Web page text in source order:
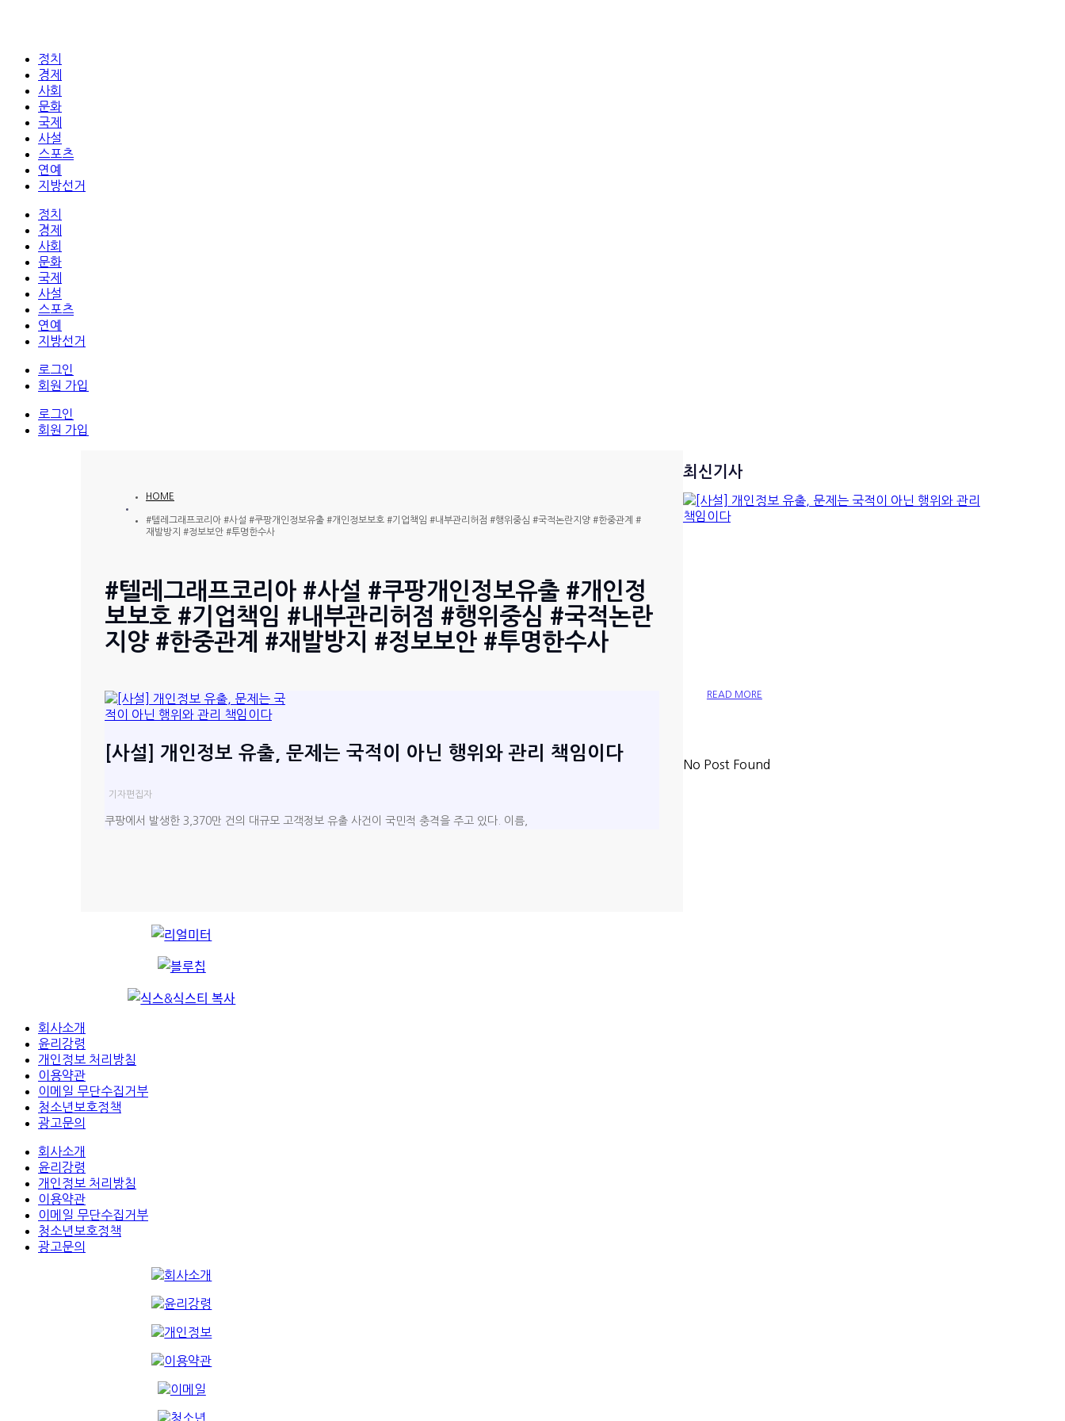
정치
경제
사회
문화
국제
사설
스포츠
연예
지방선거
정치
경제
사회
문화
국제
사설
스포츠
연예
지방선거
로그인
회원 가입
로그인
회원 가입
HOME
#텔레그래프코리아 #사설 #쿠팡개인정보유출 #개인정보보호 #기업책임 #내부관리허점 #행위중심 #국적논란지양 #한중관계 #
재발방지 #정보보안 #투명한수사
#텔레그래프코리아 #사설 #쿠팡개인정보유출 #개인정
보보호 #기업책임 #내부관리허점 #행위중심 #국적논란
지양 #한중관계 #재발방지 #정보보안 #투명한수사
[사설] 개인정보 유출, 문제는 국적이 아닌 행위와 관리 책임이다
기자편집자
쿠팡에서 발생한 3,370만 건의 대규모 고객정보 유출 사건이 국민적 충격을 주고 있다. 이름,
최신기사
READ MORE
No Post Found
회사소개
윤리강령
개인정보 처리방침
이용약관
이메일 무단수집거부
청소년보호정책
광고문의
회사소개
윤리강령
개인정보 처리방침
이용약관
이메일 무단수집거부
청소년보호정책
광고문의